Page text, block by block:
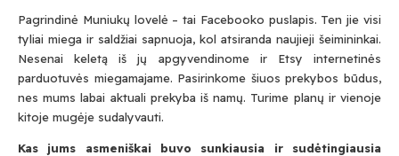
Pagrindinė Muniukų lovelė – tai Facebooko puslapis. Ten jie visi
tyliai miega ir saldžiai sapnuoja, kol atsiranda naujieji šeimininkai.
Nesenai keletą iš jų apgyvendinome ir Etsy internetinės
parduotuvės miegamajame. Pasirinkome šiuos prekybos būdus,
nes mums labai aktuali prekyba iš namų. Turime planų ir vienoje
kitoje mugėje sudalyvauti.
Kas jums asmeniškai buvo sunkiausia ir sudėtingiausia